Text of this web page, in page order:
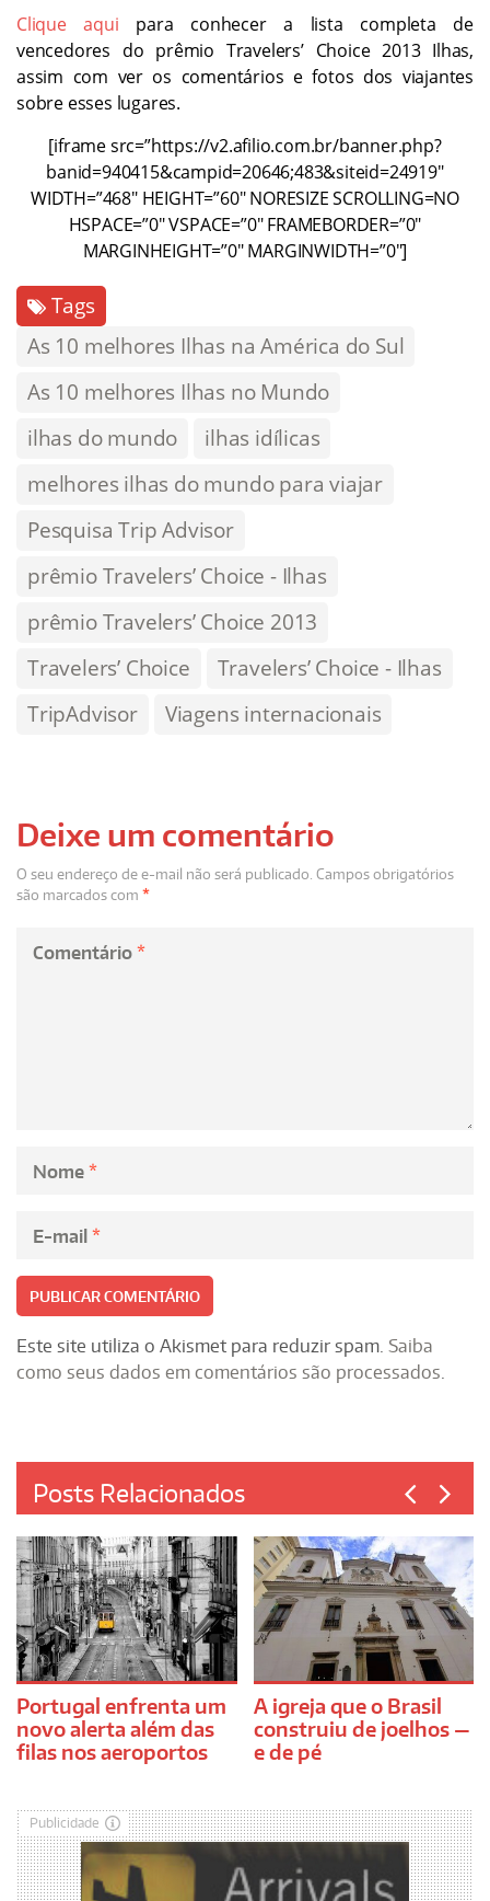
Clique aqui para conhecer a lista completa de
vencedores do prêmio Travelers’ Choice 2013 Ilhas,
assim com ver os comentários e fotos dos viajantes
sobre esses lugares.
[iframe src=”https://v2.afilio.com.br/banner.php?
banid=940415&campid=20646;483&siteid=24919″
WIDTH=”468″ HEIGHT=”60″ NORESIZE SCROLLING=NO
HSPACE=”0″ VSPACE=”0″ FRAMEBORDER=”0″
MARGINHEIGHT=”0″ MARGINWIDTH=”0″]
Tags
As 10 melhores Ilhas na América do Sul
As 10 melhores Ilhas no Mundo
ilhas do mundo
ilhas idílicas
melhores ilhas do mundo para viajar
Pesquisa Trip Advisor
prêmio Travelers’ Choice - Ilhas
prêmio Travelers’ Choice 2013
Travelers’ Choice
Travelers’ Choice - Ilhas
TripAdvisor
Viagens internacionais
Deixe um comentário
O seu endereço de e-mail não será publicado. Campos obrigatórios
são marcados com *
Comentário *
Nome *
E-mail *
Este site utiliza o Akismet para reduzir spam. Saiba
como seus dados em comentários são processados
Posts Relacionados
Portugal enfrenta um
novo alerta além das
filas nos aeroportos
A igreja que o Brasil
construiu de joelhos —
e de pé
Publicidade